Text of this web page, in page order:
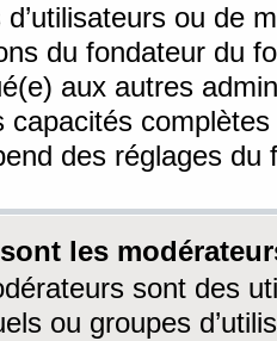
d’utilisateurs ou de
du fondateur du
aux autres
capacités
des réglages du
les
sont des
ou groupes